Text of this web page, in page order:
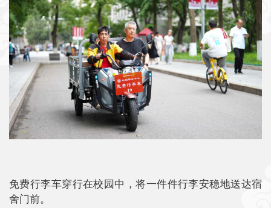
免费行李车穿行在校园中，将一件件行李安稳地送达宿
舍门前。